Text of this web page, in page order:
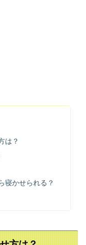
は？
寝かせられる？